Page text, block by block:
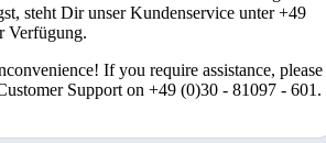
steht Dir unser Kundenservice unter +49
Verfügung.
If you require assistance, please
Support on +49 (0)30 - 81097 - 601.